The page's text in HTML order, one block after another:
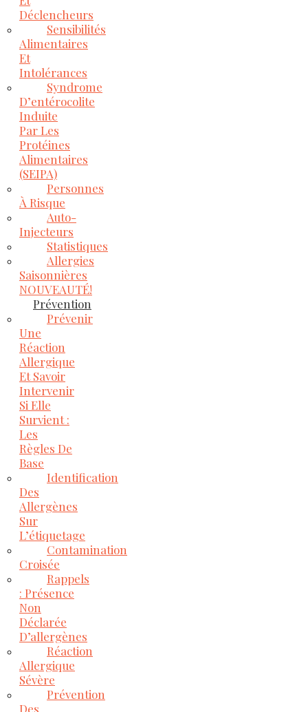
Déclencheurs
Sensibilités
Alimentaires
Et
Intolérances
Syndrome
D’entérocolite
Induite
Par Les
Protéines
Alimentaires
(SEIPA)
Personnes
À Risque
Auto-
Injecteurs
Statistiques
Allergies
Saisonnières
NOUVEAUTÉ!
Prévention
Prévenir
Une
Réaction
Allergique
Et Savoir
Intervenir
Si Elle
Survient :
Les
Règles De
Base
Identification
Des
Allergènes
Sur
L’étiquetage
Contamination
Croisée
Rappels
: Présence
Non
Déclarée
D’allergènes
Réaction
Allergique
Sévère
Prévention
Des